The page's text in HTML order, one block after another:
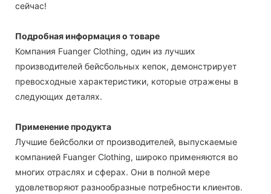
сейчас!
Подробная информация о товаре
Компания Fuanger Clothing, один из лучших
производителей бейсбольных кепок, демонстрирует
превосходные характеристики, которые отражены в
следующих деталях.
Применение продукта
Лучшие бейсболки от производителей, выпускаемые
компанией Fuanger Clothing, широко применяются во
многих отраслях и сферах. Они в полной мере
удовлетворяют разнообразные потребности клиентов.